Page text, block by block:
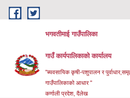
Skip to main content
भगवतीमाई गाउँपालिका
गाउँ कार्यपालिकाको कार्यालय
"ब्यवसायिक कृषी-पशुपालन र
गाउँपालिकाको आधार "
कर्णाली प्रदेश, दैलेख